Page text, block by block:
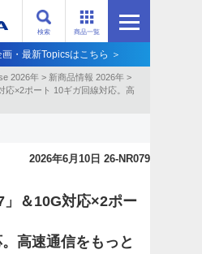
商品一覧
検索
・最新Topicsはこちら ＞
2026年 > 新商品情報 2026年 >
応×2ポート 10ギガ回線対応。高
2026年6月10日 26-NR079
＆10G対応×2ポー
高速通信をもっと